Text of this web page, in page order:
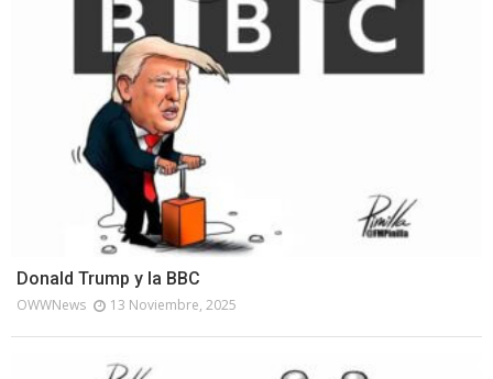
Donald Trump y la BBC
OWWNews 13 Noviembre, 2025